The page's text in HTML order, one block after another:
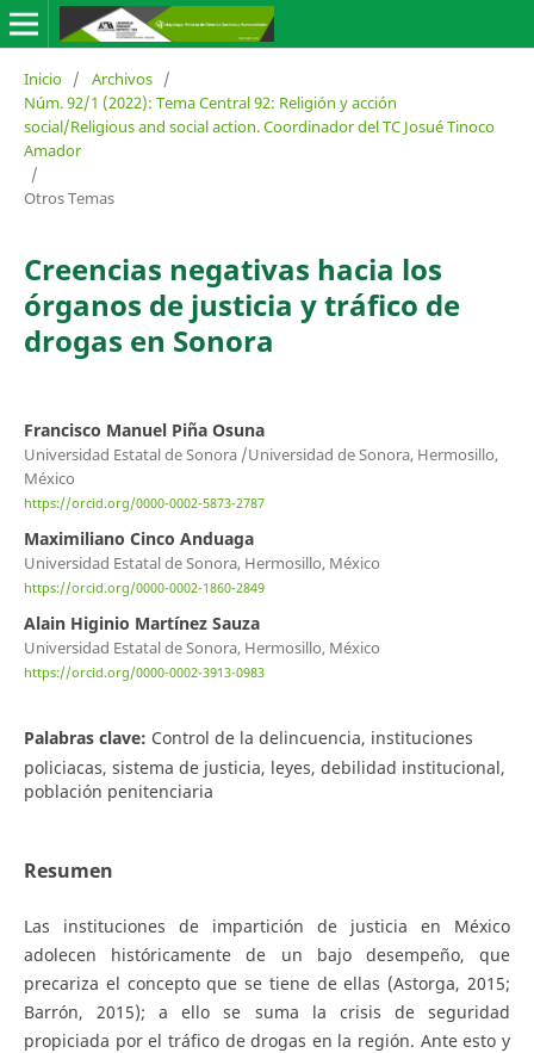
Inicio / Archivos /
Núm. 92/1 (2022): Tema Central 92: Religión y acción
social/Religious and social action. Coordinador del TC Josué Tinoco
Amador
/
Otros Temas
Creencias negativas hacia los
órganos de justicia y tráfico de
drogas en Sonora
Francisco Manuel Piña Osuna
Universidad Estatal de Sonora /Universidad de Sonora, Hermosillo,
México
https://orcid.org/0000-0002-5873-2787
Maximiliano Cinco Anduaga
Universidad Estatal de Sonora, Hermosillo, México
https://orcid.org/0000-0002-1860-2849
Alain Higinio Martínez Sauza
Universidad Estatal de Sonora, Hermosillo, México
https://orcid.org/0000-0002-3913-0983
Palabras clave: Control de la delincuencia, instituciones
policiacas, sistema de justicia, leyes, debilidad institucional,
población penitenciaria
Resumen
Las instituciones de impartición de justicia en México
adolecen históricamente de un bajo desempeño, que
precariza el concepto que se tiene de ellas (Astorga, 2015;
Barrón, 2015); a ello se suma la crisis de seguridad
propiciada por el tráfico de drogas en la región. Ante esto y